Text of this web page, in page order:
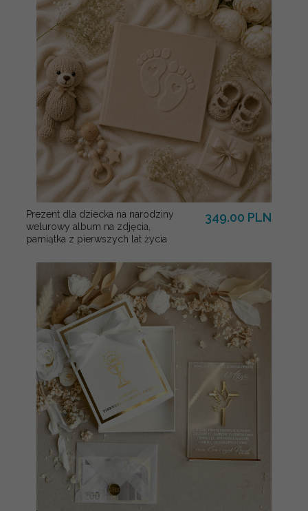
Prezent dla dziecka na narodziny
welurowy album na zdjęcia,
pamiątka z pierwszych lat życia
349.00 PLN